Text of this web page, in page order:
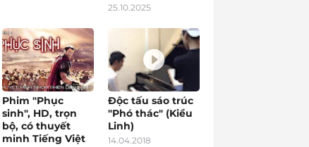
25.10.2025
Phim "Phục
sinh", HD, trọn
bộ, có thuyết
minh Tiếng Việt
Độc tấu sáo trúc
"Phó thác" (Kiều
Linh)
14.04.2018